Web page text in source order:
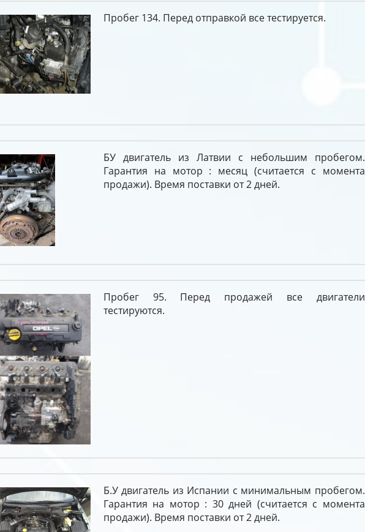
Пробег 134. Перед отправкой все тестируется.
БУ двигатель из Латвии с небольшим пробегом.
Гарантия на мотор : месяц (считается с момента
продажи). Время поставки от 2 дней.
Пробег 95. Перед продажей все двигатели
тестируются.
Б.У двигатель из Испании с минимальным пробегом.
Гарантия на мотор : 30 дней (считается с момента
продажи). Время поставки от 2 дней.